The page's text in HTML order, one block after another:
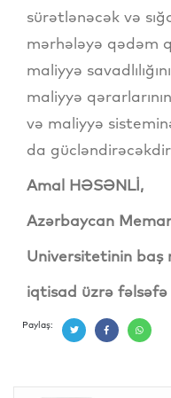
sürətlənəcək və
mərhələyə qədəm
maliyyə
maliyyə
və maliyyə
da
Amal HƏSƏNLİ,
Azərbaycan
Universitetinin baş
iqtisad üzrə
Paylaş: